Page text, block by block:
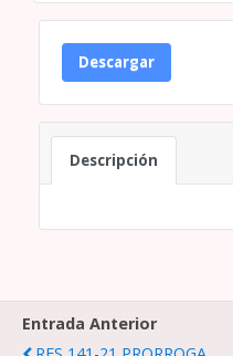
Descargar
Descripción
Entrada Anterior